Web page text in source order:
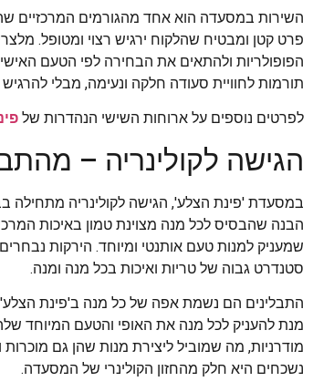
השירות במסעדה הוא אחד מהגורמים המרכזיים
פרט קטן ומבטיח שהלקוח ירגיש רצוי ומטופל.
הפופולריות ולהתאים את הבחירה לפי הטעם
תורמות לחוויית סעודה חלקה ונעימה, מבלי להרגיש
לפרטים נוספים על ארוחות השישי הנהדרות של
הגישה לקולינריה –
במסעדת 'פינת הצלע', הגישה לקולינריה מתחילה
הבנה שהבסיס לכל מנה מצוינת טמון באיכות
שמעניק למנות טעם אותנטי ומיוחד. הירקות
סטנדרט גבוה של טריות ואיכות בכל מנה ומנה.
התבלינים הם נשמת אפה של כל מנה ב'פינת הצלע'.
מנת להעניק לכל מנה את האופי והטעם המיוחד
מודרניות, מה שמוביל ליצירת מנות שהן גם
נשכחים היא חלק מהחזון הקולינרי של המסעדה.